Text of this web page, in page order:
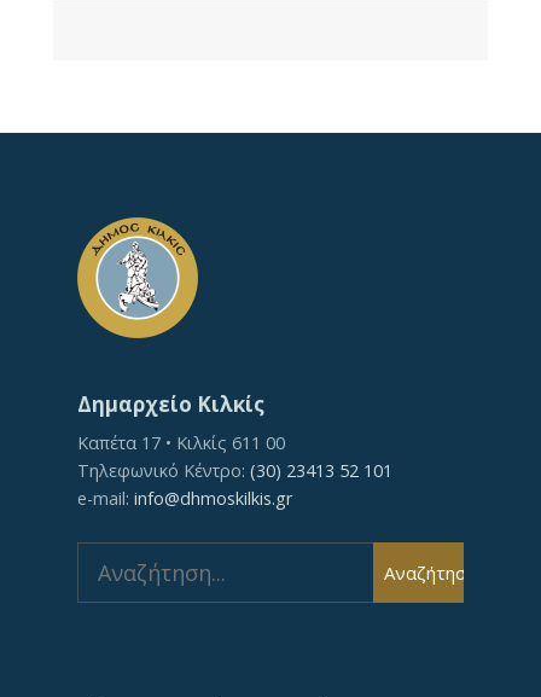
Δημαρχείο Κιλκίς
Καπέτα 17 • Κιλκίς 611 00
Τηλεφωνικό Κέντρο: (30) 23413 52 101
e-mail: info@dhmoskilkis.gr
for:
Αναζήτηση